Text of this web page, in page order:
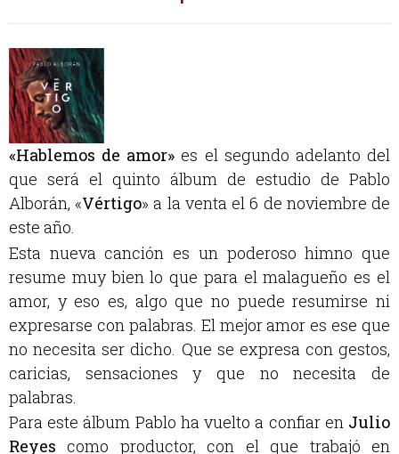
«Hablemos de amor» es el segundo adelanto del
que será el quinto álbum de estudio de Pablo
Alborán, «Vértigo» a la venta el 6 de noviembre de
este año.
Esta nueva canción es un poderoso himno que
resume muy bien lo que para el malagueño es el
amor, y eso es, algo que no puede resumirse ni
expresarse con palabras. El mejor amor es ese que
no necesita ser dicho. Que se expresa con gestos,
caricias, sensaciones y que no necesita de
palabras.
Para este álbum Pablo ha vuelto a confiar en Julio
Reyescomo productor, con el que trabajó en